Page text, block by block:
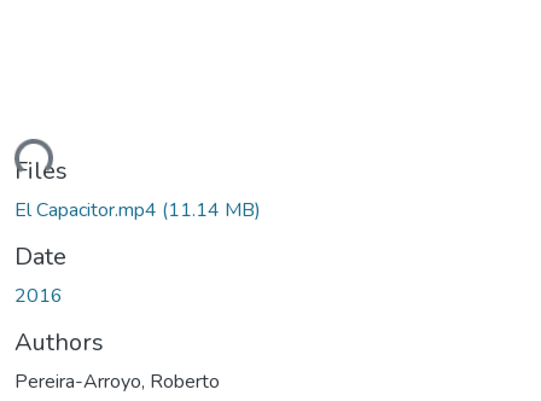
Files
El Capacitor.mp4 (11.14 MB)
Date
2016
Authors
Pereira-Arroyo, Roberto